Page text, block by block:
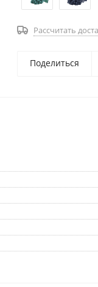
Рассчитать
Поделиться